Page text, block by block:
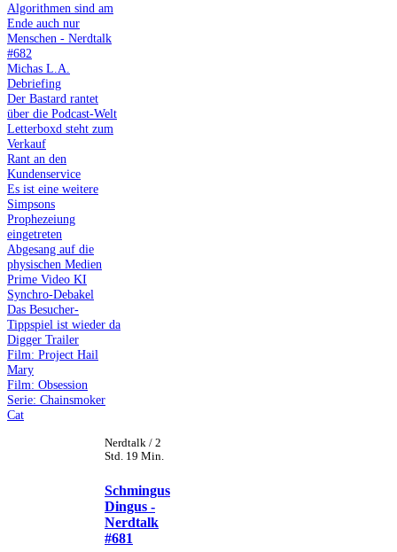
Algorithmen sind am
Ende auch nur
Menschen - Nerdtalk
#682
Michas L.A.
Debriefing
Der Bastard rantet
über die Podcast-Welt
Letterboxd steht zum
Verkauf
Rant an den
Kundenservice
Es ist eine weitere
Simpsons
Prophezeiung
eingetreten
Abgesang auf die
physischen Medien
Prime Video KI
Synchro-Debakel
Das Besucher-
Tippspiel ist wieder da
Digger Trailer
Film: Project Hail
Mary
Film: Obsession
Serie: Chainsmoker
Cat
Nerdtalk / 2
Std. 19 Min.
Schmingus
Dingus -
Nerdtalk
#681